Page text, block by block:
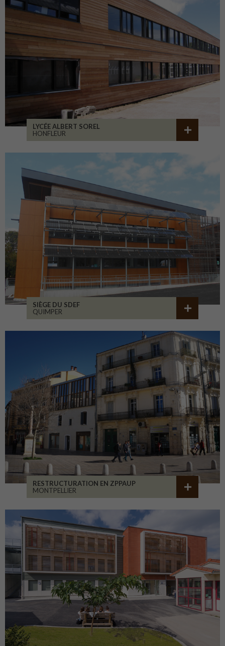
LYCÉE ALBERT SOREL
HONFLEUR
SIÈGE DU SDEF
QUIMPER
RESTRUCTURATION EN ZPPAUP
MONTPELLIER